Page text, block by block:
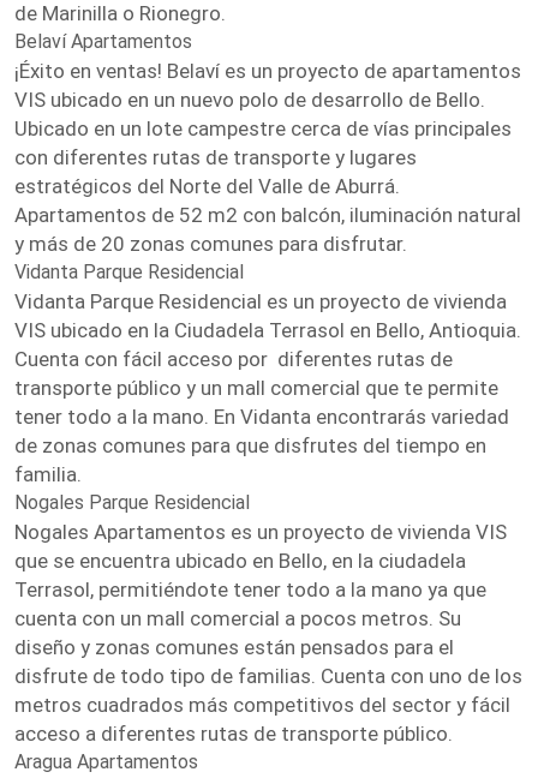
de Marinilla o Rionegro.
Belaví Apartamentos
¡Éxito en ventas! Belaví es un proyecto de apartamentos
VIS ubicado en un nuevo polo de desarrollo de Bello.
Ubicado en un lote campestre cerca de vías principales
con diferentes rutas de transporte y lugares
estratégicos del Norte del Valle de Aburrá.
Apartamentos de 52 m2 con balcón, iluminación natural
y más de 20 zonas comunes para disfrutar.
Vidanta Parque Residencial
Vidanta Parque Residencial es un proyecto de vivienda
VIS ubicado en la Ciudadela Terrasol en Bello, Antioquia.
Cuenta con fácil acceso por diferentes rutas de
transporte público y un mall comercial que te permite
tener todo a la mano. En Vidanta encontrarás variedad
de zonas comunes para que disfrutes del tiempo en
familia.
Nogales Parque Residencial
Nogales Apartamentos es un proyecto de vivienda VIS
que se encuentra ubicado en Bello, en la ciudadela
Terrasol, permitiéndote tener todo a la mano ya que
cuenta con un mall comercial a pocos metros. Su
diseño y zonas comunes están pensados para el
disfrute de todo tipo de familias. Cuenta con uno de los
metros cuadrados más competitivos del sector y fácil
acceso a diferentes rutas de transporte público.
Aragua Apartamentos